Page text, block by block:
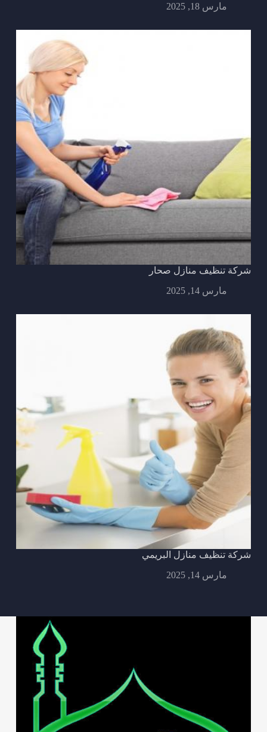
مارس 18, 2025
شركة تنظيف منازل صحار
مارس 14, 2025
شركة تنظيف منازل البريمي
مارس 14, 2025